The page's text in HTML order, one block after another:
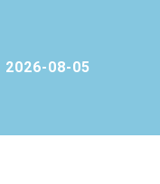
2026-08-05